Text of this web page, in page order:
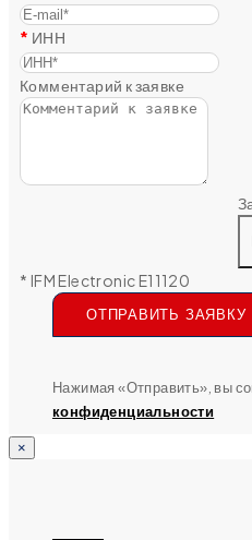
ИНН
Комментарий к заявке
* IFM Electronic E11120
ОТПРАВИТЬ ЗАЯВКУ
Нажимая «Отправить», вы
конфиденциальности
×